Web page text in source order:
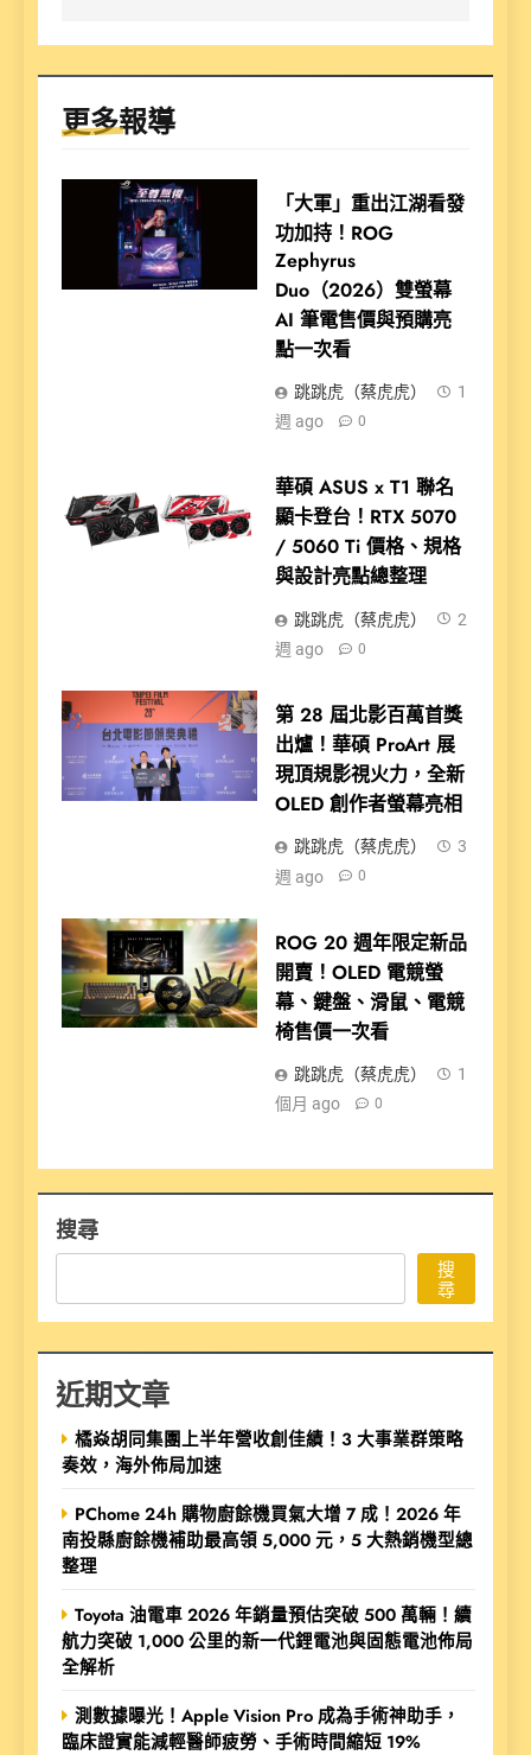
更多報導
「大軍」重出江湖看發
功加持！ROG
Zephyrus
Duo（2026）雙螢幕
AI 筆電售價與預購亮
點一次看
跳跳虎（蔡虎虎）
1
週 ago
0
華碩 ASUS x T1 聯名
顯卡登台！RTX 5070
/ 5060 Ti 價格、規格
與設計亮點總整理
跳跳虎（蔡虎虎）
2
週 ago
0
第 28 屆北影百萬首獎
出爐！華碩 ProArt 展
現頂規影視火力，全新
OLED 創作者螢幕亮相
跳跳虎（蔡虎虎）
3
週 ago
0
ROG 20 週年限定新品
開賣！OLED 電競螢
幕、鍵盤、滑鼠、電競
椅售價一次看
跳跳虎（蔡虎虎）
1
個月 ago
0
搜尋
搜
尋
近期文章
橘焱胡同集團上半年營收創佳績！3 大事業群策略
奏效，海外佈局加速
PChome 24h 購物廚餘機買氣大增 7 成！2026 年
南投縣廚餘機補助最高領 5,000 元，5 大熱銷機型總
整理
Toyota 油電車 2026 年銷量預估突破 500 萬輛！續
航力突破 1,000 公里的新一代鋰電池與固態電池佈局
全解析
測數據曝光！Apple Vision Pro 成為手術神助手，
臨床證實能減輕醫師疲勞、手術時間縮短 19%